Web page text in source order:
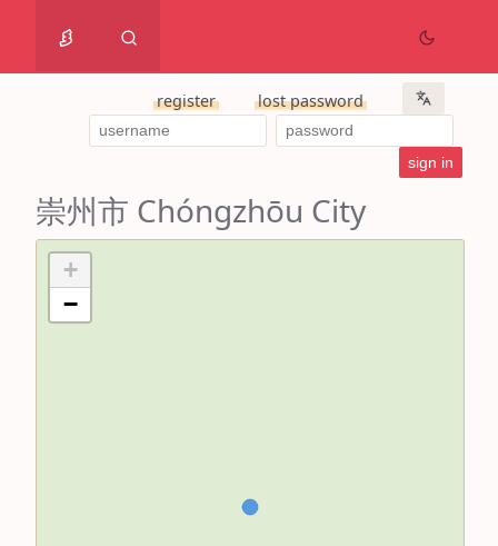
register lost password
崇州市 Chóngzhōu City
+
−